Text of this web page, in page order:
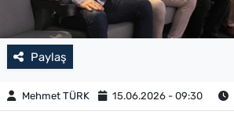
Paylaş
Mehmet TÜRK 15.06.2026 - 09:30